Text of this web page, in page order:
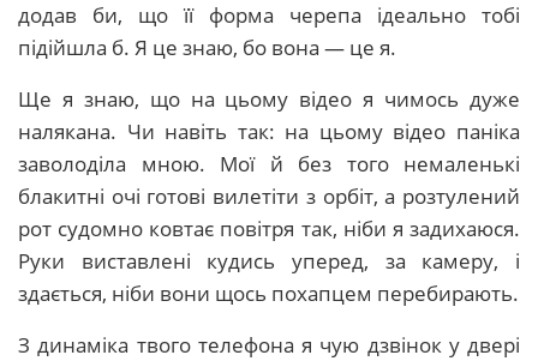
додав би, що її форма черепа ідеально тобі
підійшла б. Я це знаю, бо вона — це я.
Ще я знаю, що на цьому відео я чимось дуже
налякана. Чи навіть так: на цьому відео паніка
заволоділа мною. Мої й без того немаленькі
блакитні очі готові вилетіти з орбіт, а розтулений
рот судомно ковтає повітря так, ніби я задихаюся.
Руки виставлені кудись уперед, за камеру, і
здається, ніби вони щось похапцем перебирають.
З динаміка твого телефона я чую дзвінок у двері